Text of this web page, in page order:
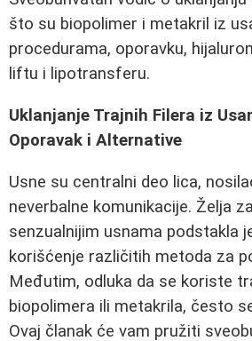
što su biopolimer i metakril iz
procedurama, oporavku,
liftu i lipotransferu.
Uklanjanje Trajnih Filera iz
Oporavak i Alternative
Usne su centralni deo lica,
neverbalne komunikacije. Želja
senzualnijim usnama podstakla
korišćenje različitih metoda za
Međutim, odluka da se koriste
biopolimera ili metakrila, često
Ovaj članak će vam pružiti